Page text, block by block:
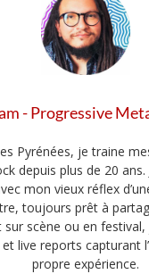
- Progressive
Pyrénées, je traine
depuis plus de 20 ans.
mon vieux réflex
toujours prêt à
sur scène ou en
live reports capturant
propre expérience.